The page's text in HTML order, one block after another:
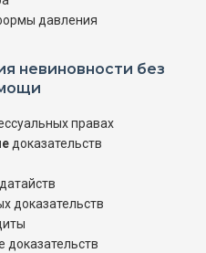
давления
невиновности без
правах
доказательств
доказательств
доказательств